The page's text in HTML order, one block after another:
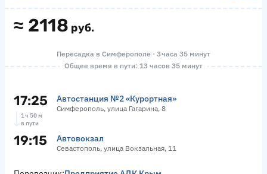
≈ 2118 руб.
Пересадка в Симферополе · 3 часа 35 минут
Общее время в пути: 13 часов 35 минут
17:25 Автостанция №2 «Курортная»
Симферополь, улица Гагарина, 8
1 ч 50 м
в пути
19:15 Автовокзал
Севастополь, улица Вокзальная, 11